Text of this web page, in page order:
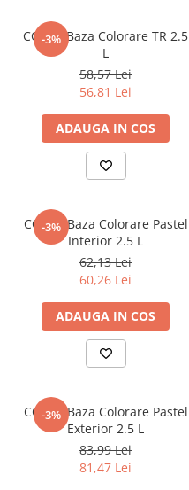
-3%
CORAL Baza Colorare TR 2.5
L
58,57 Lei
56,81 Lei
ADAUGA IN COS
-3%
CORAL Baza Colorare Pastel
Interior 2.5 L
62,13 Lei
60,26 Lei
ADAUGA IN COS
-3%
CORAL Baza Colorare Pastel
Exterior 2.5 L
83,99 Lei
81,47 Lei